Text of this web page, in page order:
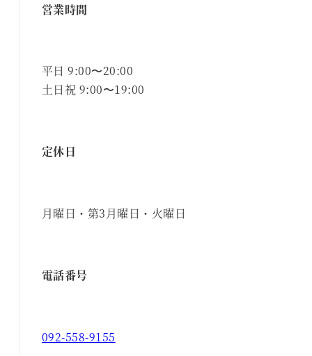
営業時間
平日 9:00〜20:00
土日祝 9:00〜19:00
定休日
月曜日・第3月曜日・火曜日
電話番号
092-558-9155